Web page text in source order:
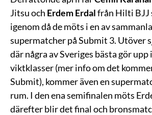
Jitsu och Erdem Erdalfrån Hilti BJJ
igenom då de möts i en av
supermatcher på Submit 3. Utöver
där några av Sveriges bästa gör
viktklasser (mer info om det
Submit), kommer även en
rum. I den ena semifinalen möts
därefter blir det final och